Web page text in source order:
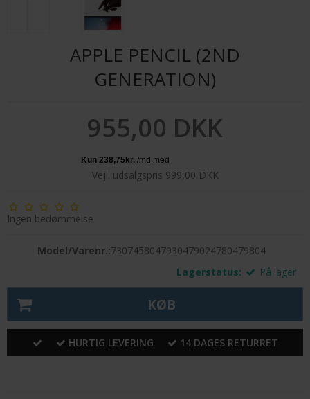
APPLE PENCIL (2ND
GENERATION)
955,00 DKK
Vejl. udsalgspris 999,00 DKK
Ingen bedømmelse
Model/Varenr.:7307458047930479024780479804
Lagerstatus:
På lager
KØB
HURTIG LEVERING 14 DAGES RETURRET